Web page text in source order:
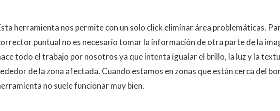
herramienta nos permite con un solo click eliminar área problemáticas.
puntual no es necesario tomar la información de otra parte de la
todo el trabajo por nosotros ya que intenta igualar el brillo, la luz y la
de la zona afectada. Cuando estamos en zonas que están cerca del
no suele funcionar muy bien.